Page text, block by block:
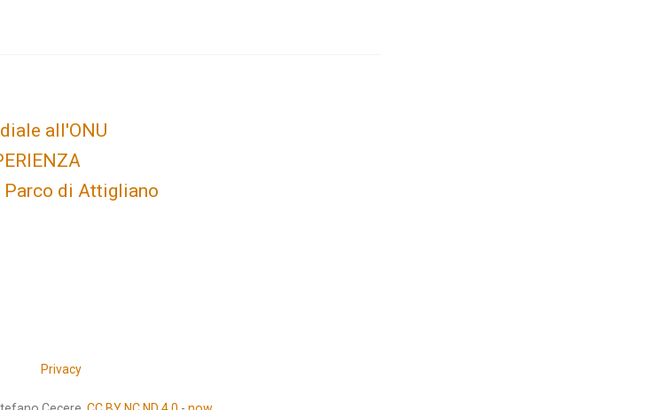
all'ONU
Parco di Attigliano
Privacy